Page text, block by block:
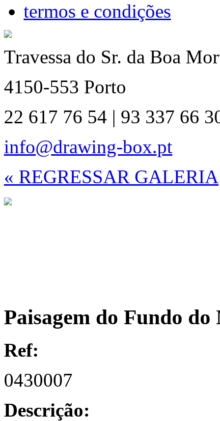
termos e condições
Travessa do Sr. da Boa
4150-553 Porto
22 617 76 54 | 93 337 66
info@drawing-box.pt
« REGRESSAR GALERIA
Paisagem do Fundo
Ref:
0430007
Descrição: